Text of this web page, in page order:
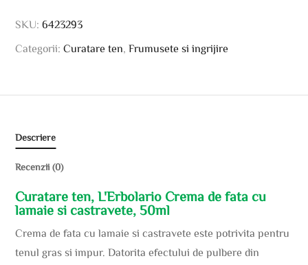
SKU:6423293
Categorii:Curatare ten ,Frumusete si ingrijire
Descriere
Recenzii (0)
Curatare ten, L'Erbolario Crema de fata cu
lamaie si castravete, 50ml
Crema de fata cu lamaie si castravete este potrivita pentru
tenul gras si impur. Datorita efectului de pulbere din